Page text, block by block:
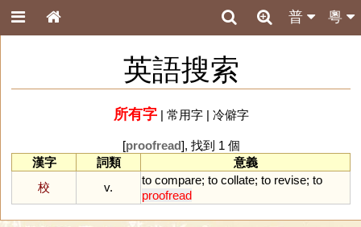
粵
普
英語搜索
所有字| 常用字| 冷僻字
[proofread], 找到 1 個
漢字
詞類
意義
校
v.
to compare; to collate; to revise; to
proofread